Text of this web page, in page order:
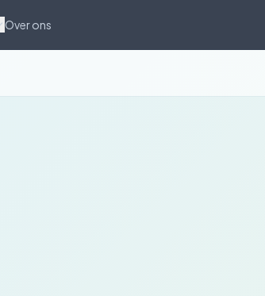
Over ons